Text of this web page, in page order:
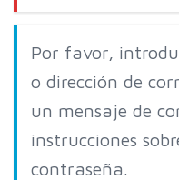
Por favor,
o dirección de
un mensaje de
instrucciones
contraseña.